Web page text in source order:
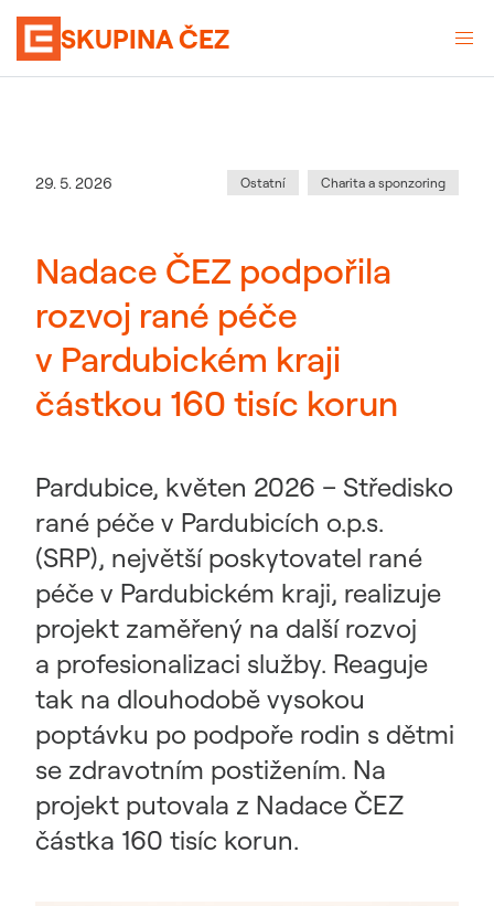
SKUPINA ČEZ
Datum zveřejnění
29. 5. 2026 Kategorie
Ostatní Charita a sponzoring
Nadace ČEZ podpořila
rozvoj rané péče
v Pardubickém kraji
částkou 160 tisíc korun
Pardubice, květen 2026 – Středisko
rané péče v Pardubicích o.p.s.
(SRP), největší poskytovatel rané
péče v Pardubickém kraji, realizuje
projekt zaměřený na další rozvoj
a profesionalizaci služby. Reaguje
tak na dlouhodobě vysokou
poptávku po podpoře rodin s dětmi
se zdravotním postižením. Na
projekt putovala z Nadace ČEZ
částka 160 tisíc korun.